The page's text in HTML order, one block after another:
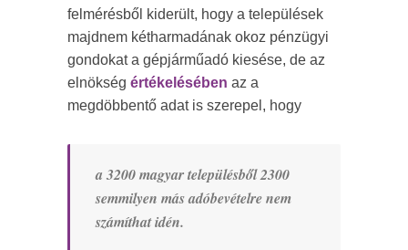
felmérésből kiderült, hogy a települések
majdnem kétharmadának okoz pénzügyi
gondokat a gépjárműadó kiesése, de az
elnökség értékelésében az a
megdöbbentő adat is szerepel, hogy
a 3200 magyar településből 2300
semmilyen más adóbevételre nem
számíthat idén.